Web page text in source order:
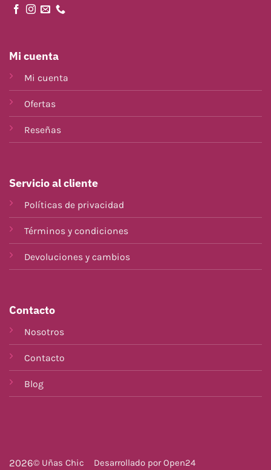
Mi cuenta
Mi cuenta
Ofertas
Reseñas
Servicio al cliente
Políticas de privacidad
Términos y condiciones
Devoluciones y cambios
Contacto
Nosotros
Contacto
Blog
2026© Uñas Chic Desarrollado porOpen24